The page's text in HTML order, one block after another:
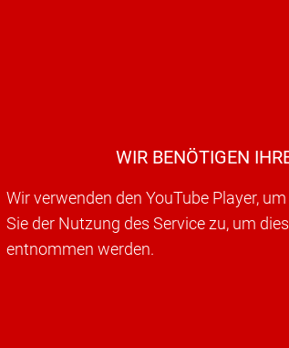
WIR BENÖTIGEN
Wir verwenden den YouTube Player,
Sie der Nutzung des Service zu, um
entnommen werden.